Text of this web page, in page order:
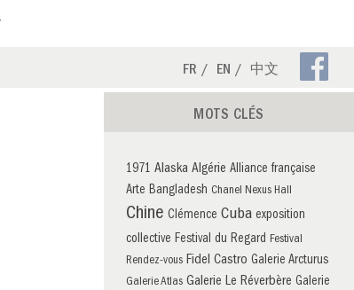
FR EN 中文
MOTS CLÉS
1971 Alaska Algérie Alliance française
Arte Bangladesh Chanel Nexus Hall
Chine Clémence Cuba exposition
collective Festival du Regard Festival
Rendez-vous Fidel Castro Galerie Arcturus
Galerie Atlas Galerie Le Réverbère Galerie